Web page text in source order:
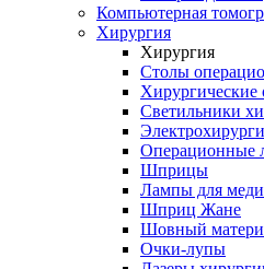
Компьютерная
Хирургия
Хирургия
Столы
Хирургические
Светильники
Операционные
Шприцы
Лампы для
Шприц Жане
Шовный
Очки-лупы